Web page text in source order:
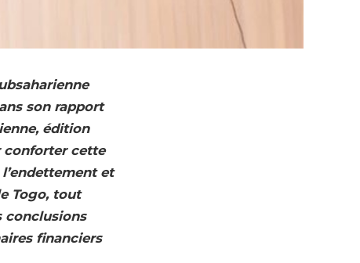
son rapport
édition
conforter cette
et
Togo, tout
conclusions
financiers